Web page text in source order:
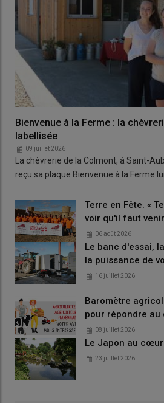
Bienvenue à la Ferme : la
labellisée
09 juillet 2026
La chèvrerie de la Colmont, à Saint-
reçu sa plaque Bienvenue à la Ferme
Terre en Fête. «
voir qu'il faut
06 août 2026
Le banc d'essai,
la puissance de
16 juillet 2026
Baromètre
pour répondre au
08 juillet 2026
Le Japon au
23 juillet 2026